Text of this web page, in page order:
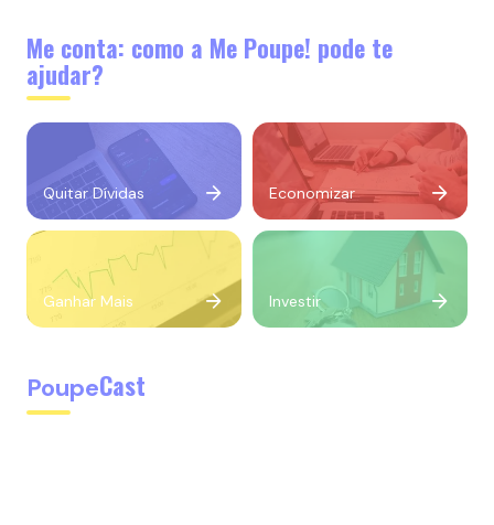
Me conta: como a Me Poupe! pode te
ajudar?
Quitar Dívidas Economizar
Ganhar Mais Investir
PoupeCast